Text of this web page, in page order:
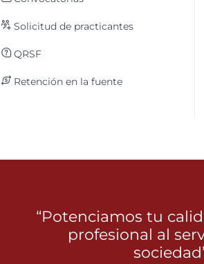
Solicitud de practicantes
QRSF
Retención en la fuente
“Potenciamos tu
profesional al